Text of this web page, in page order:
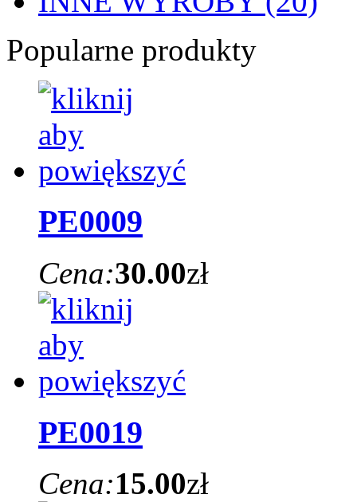
Popularne produkty
PE0009
Cena:30.00zł
PE0019
Cena:15.00zł